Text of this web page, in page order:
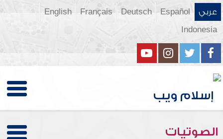
عربي Español
Deutsch
Français
English
Indonesia
الصوتيات